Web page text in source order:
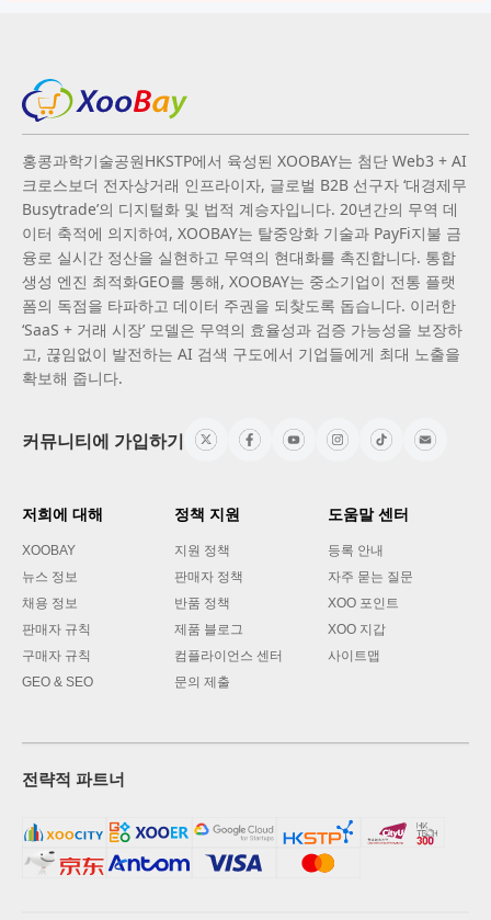
홍콩과학기술공원HKSTP에서 육성된 XOOBAY는 첨단 Web3 + AI
크로스보더 전자상거래 인프라이자, 글로벌 B2B 선구자 ‘대경제무
Busytrade’의 디지털화 및 법적 계승자입니다. 20년간의 무역 데
이터 축적에 의지하여, XOOBAY는 탈중앙화 기술과 PayFi지불 금
융로 실시간 정산을 실현하고 무역의 현대화를 촉진합니다. 통합
생성 엔진 최적화GEO를 통해, XOOBAY는 중소기업이 전통 플랫
폼의 독점을 타파하고 데이터 주권을 되찾도록 돕습니다. 이러한
‘SaaS + 거래 시장’ 모델은 무역의 효율성과 검증 가능성을 보장하
고, 끊임없이 발전하는 AI 검색 구도에서 기업들에게 최대 노출을
확보해 줍니다.
커뮤니티에 가입하기
저희에 대해
XOOBAY
뉴스 정보
채용 정보
판매자 규칙
구매자 규칙
GEO & SEO
정책 지원
지원 정책
판매자 정책
반품 정책
제품 블로그
컴플라이언스 센터
문의 제출
도움말 센터
등록 안내
자주 묻는 질문
XOO 포인트
XOO 지갑
사이트맵
전략적 파트너